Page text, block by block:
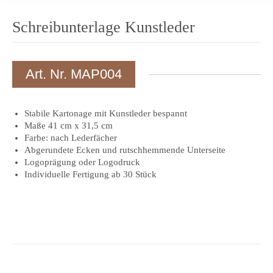
Schreibunterlage Kunstleder
Art. Nr. MAP004
Stabile Kartonage mit Kunstleder bespannt
Maße 41 cm x 31,5 cm
Farbe: nach Lederfächer
Abgerundete Ecken und rutschhemmende Unterseite
Logoprägung oder Logodruck
Individuelle Fertigung ab 30 Stück